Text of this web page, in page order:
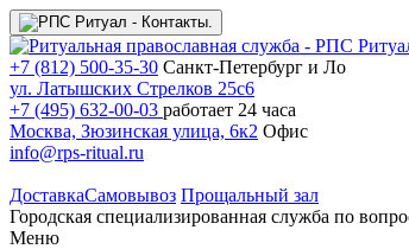
+7 (812) 500-35-30 Санкт-Петербург и Ло
ул. Латышских Стрелков 25с6
+7 (495) 632-00-03 работает 24 часа
Москва, Зюзинская улица, 6к2 Офис
info@rps-ritual.ru
ДоставкаСамовывоз Прощальный зал
Городская специализированная служба по
Меню